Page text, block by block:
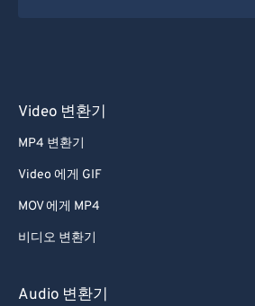
Video 변환기
MP4 변환기
Video 에게 GIF
MOV 에게 MP4
비디오 변환기
Audio 변환기